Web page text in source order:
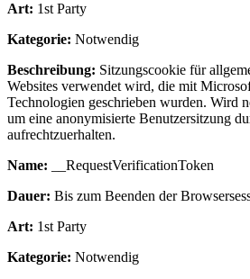
Art: 1st Party
Kategorie: Notwendig
Beschreibung: Sitzungscookie für
Websites verwendet wird, die mit
Technologien geschrieben wurden. Wird
um eine anonymisierte Benutzersitzung
aufrechtzuerhalten.
Name: __RequestVerificationToken
Dauer: Bis zum Beenden der
Art: 1st Party
Kategorie: Notwendig